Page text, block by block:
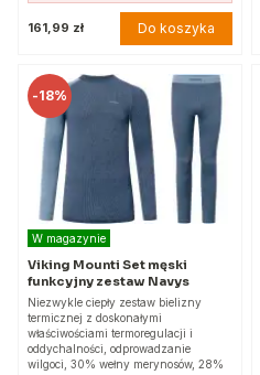
161,99 zł Do koszyka
-18%
W magazynie
Viking Mounti Set męski
funkcyjny zestaw Navys
Niezwykle ciepły zestaw bielizny
termicznej z doskonałymi
właściwościami termoregulacji i
oddychalności, odprowadzanie
wilgoci, 30% wełny merynosów, 28%